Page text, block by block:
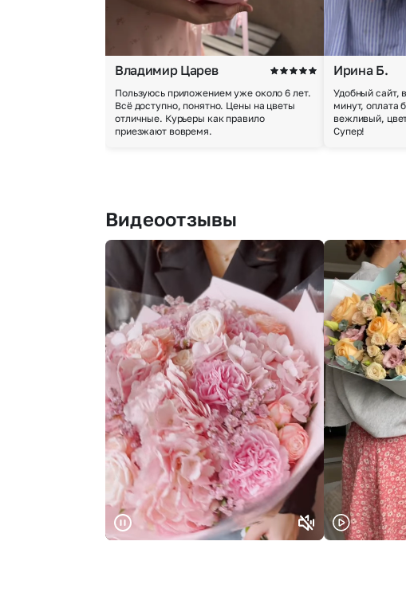
Или
Москва
Нижний
Казань
Владимир Царев
Пользуюсь приложением уже около 6 лет.
Всё доступно, понятно. Цены на цветы
отличные. Курьеры как правило
приезжают вовремя.
Ирина Б.
Удобный сайт,
минут, оплата
вежливый,
Супер!
Видеоотзывы